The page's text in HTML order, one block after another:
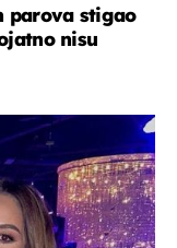
parova stigao
nisu